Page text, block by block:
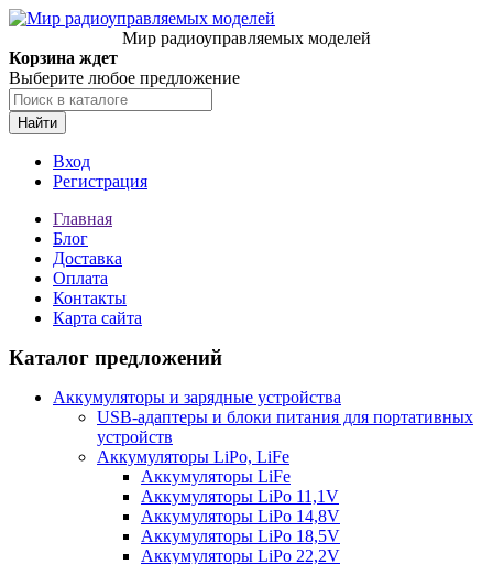
Мир радиоуправляемых моделей
Корзина ждет
Выберите любое предложение
Найти
Вход
Регистрация
Главная
Блог
Доставка
Оплата
Контакты
Карта сайта
Каталог предложений
Аккумуляторы и зарядные устройства
USB-адаптеры и блоки питания для портативных
устройств
Аккумуляторы LiPo, LiFe
Аккумуляторы LiFe
Аккумуляторы LiPo 11,1V
Аккумуляторы LiPo 14,8V
Аккумуляторы LiPo 18,5V
Аккумуляторы LiPo 22,2V